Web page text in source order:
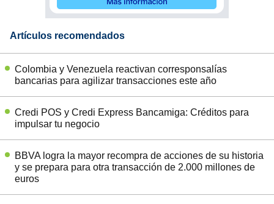
Artículos recomendados
Colombia y Venezuela reactivan corresponsalías
bancarias para agilizar transacciones este año
Credi POS y Credi Express Bancamiga: Créditos para
impulsar tu negocio
BBVA logra la mayor recompra de acciones de su historia
y se prepara para otra transacción de 2.000 millones de
euros